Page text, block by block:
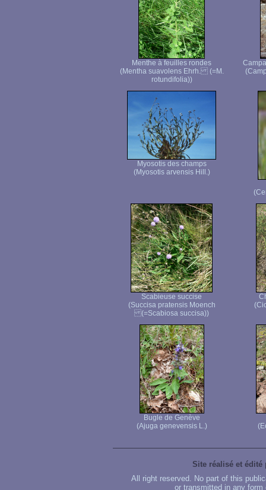
Menthe à feuilles rondes
(Mentha suavolens Ehrh. (=M.
rotundifolia))
Myosotis des champs
(Myosotis arvensis Hill.)
Scabieuse succise
(Succisa pratensis Moench
(=Scabiosa succisa))
Bugle de Genève
(Ajuga genevensis L.)
Site réalisé et édité
All right reserved. No part of this
or transmitted in any